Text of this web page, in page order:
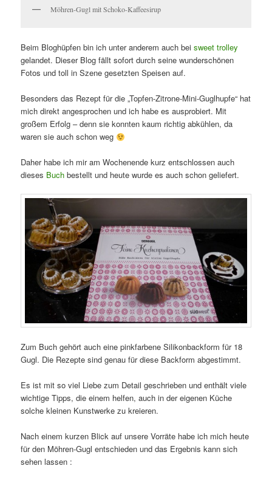
Möhren-Gugl mit Schoko-Kaffeesirup
Beim Bloghüpfen bin ich unter anderem auch beisweet trolley
gelandet. Dieser Blog fällt sofort durch seine wunderschönen
Fotos und toll in Szene gesetzten Speisen auf.
Besonders das Rezept für die „Topfen-Zitrone-Mini-Guglhupfe“ hat
mich direkt angesprochen und ich habe es ausprobiert. Mit
großem Erfolg – denn sie konnten kaum richtig abkühlen, da
waren sie auch schon weg
Daher habe ich mir am Wochenende kurz entschlossen auch
dieses Buch bestellt und heute wurde es auch schon geliefert.
Zum Buch gehört auch eine pinkfarbene Silikonbackform für 18
Gugl. Die Rezepte sind genau für diese Backform abgestimmt.
Es ist mit so viel Liebe zum Detail geschrieben und enthält viele
wichtige Tipps, die einem helfen, auch in der eigenen Küche
solche kleinen Kunstwerke zu kreieren.
Nach einem kurzen Blick auf unsere Vorräte habe ich mich heute
für den Möhren-Gugl entschieden und das Ergebnis kann sich
sehen lassen :